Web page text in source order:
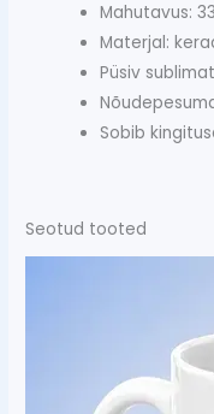
Mahutavus:
Materjal:
Püsiv
Sobib
Seotud tooted